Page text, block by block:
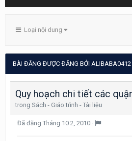
Loại nội dung
BÀI ĐĂNG ĐƯỢC ĐĂNG BỞI ALIBABA0412
Quy hoạch chi tiết các
trong Sách - Giáo trình - Tài liệu
Đã đăng Tháng 10 2, 2010 ·